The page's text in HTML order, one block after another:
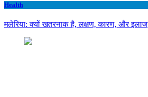
Health
मलेरिया: क्यों खतरनाक है, लक्षण, कारण, और इलाज